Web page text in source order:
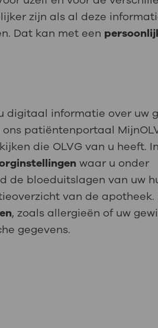
zijn als al deze
Dat kan met een
digitaal informatie over uw
patiëntenportaal
die OLVG van u heeft.
waar u onder
de bloeduitslagen van uw
van de apotheek.
, zoals allergieën of uw
gegevens.